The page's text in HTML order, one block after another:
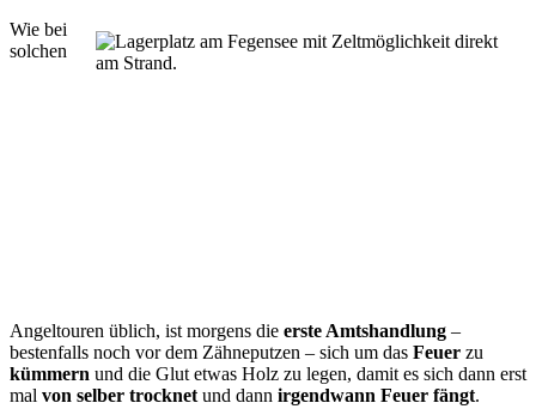
Wie bei
solchen
Angeltouren üblich, ist morgens die erste Amtshandlung –
bestenfalls noch vor dem Zähneputzen – sich um das Feuer zu
kümmern und die Glut etwas Holz zu legen, damit es sich dann erst
mal von selber trocknet und dann irgendwann Feuer fängt.